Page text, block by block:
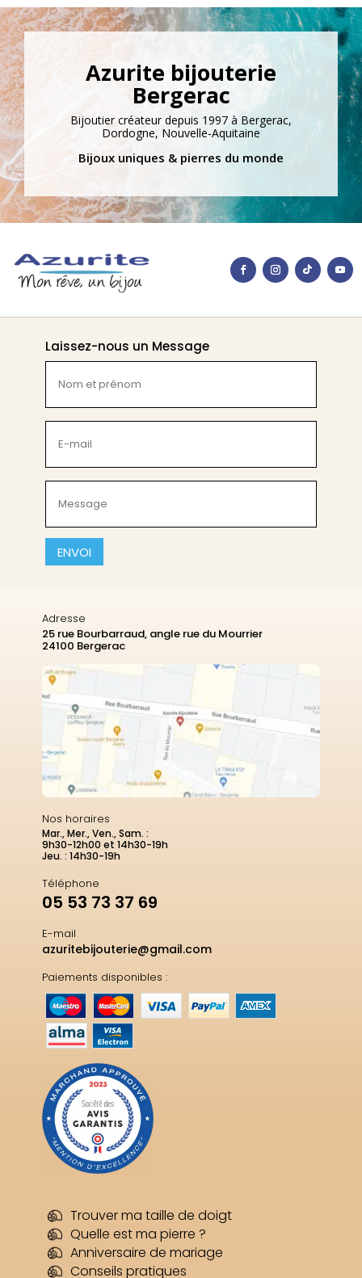
Azurite bijouterie
Bergerac
Bijoutier créateur depuis 1997 à Bergerac,
Dordogne, Nouvelle-Aquitaine
Bijoux uniques & pierres du monde
Laissez-nous un Message
et
prénom
(Nécessaire)
mail
(Nécessaire)
(Nécessaire)
CAPTCHA
Adresse
25 rue Bourbarraud, angle rue du Mourrier
24100 Bergerac
Nos horaires
Mar., Mer., Ven., Sam. :
9h30-12h00 et 14h30-19h
Jeu. : 14h30-19h
Téléphone
05 53 73 37 69
E-mail
azuritebijouterie@gmail.com
Paiements disponibles :
Trouver ma taille de doigt
Quelle est ma pierre ?
Anniversaire de mariage
Conseils pratiques